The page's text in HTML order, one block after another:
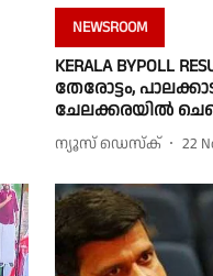
NEWSROOM
KERALA BYPOLL
തേരോട്ടം,
ചേലക്കരയില്‍
ന്യൂസ് ഡെസ്ക് 22